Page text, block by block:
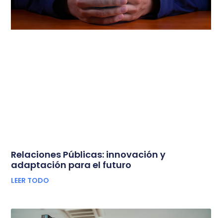
Relaciones Públicas: innovación y
adaptación para el futuro
LEER TODO